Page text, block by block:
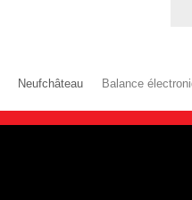
Neufchâteau Balance